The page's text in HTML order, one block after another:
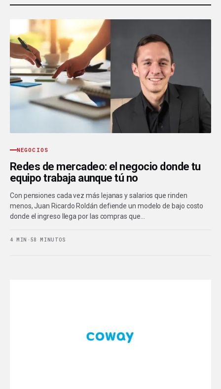
NEGOCIOS
Redes de mercadeo: el negocio donde tu
equipo trabaja aunque tú no
Con pensiones cada vez más lejanas y salarios que rinden
menos, Juan Ricardo Roldán defiende un modelo de bajo costo
donde el ingreso llega por las compras que…
4 MIN · 58 MINUTOS